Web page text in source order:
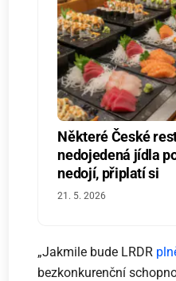
Některé České
nedojedená jídla
nedojí, připlatí si
21. 5. 2026
„Jakmile bude LRDR
bezkonkurenční